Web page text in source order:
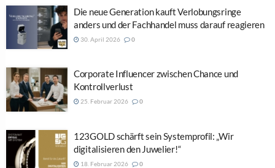
Die neue Generation kauft Verlobungsringe
anders und der Fachhandel muss darauf reagieren
30. April 2026 0
Corporate Influencer zwischen Chance und
Kontrollverlust
25. Februar 2026 0
123GOLD schärft sein Systemprofil: „Wir
digitalisieren den Juwelier!“
18. Februar 2026 0